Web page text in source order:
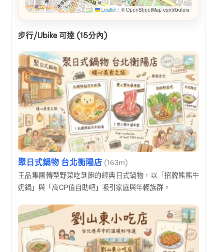
Leaflet | © OpenStreetMap contributors
步行/Ubike 可達 (15分內)
聚日式鍋物 台北衡陽店 (163m)
王品集團轉型野菜吃到飽的經典日式鍋物，以「招牌熊熊牛
奶鍋」與「高CP值自助吧」吸引家庭與年輕族群。